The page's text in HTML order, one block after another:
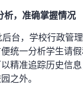
析，准确掌握情况
，学校行政管理
统一分析学生请
精准追踪历史信
之外。